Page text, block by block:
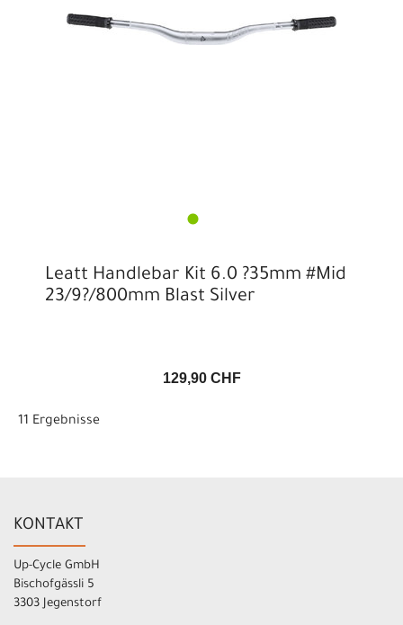
Leatt Handlebar Kit 6.0 ?35mm #Mid
23/9?/800mm Blast Silver
129,90 CHF
11 Ergebnisse
KONTAKT
Up-Cycle GmbH
Bischofgässli 5
3303 Jegenstorf